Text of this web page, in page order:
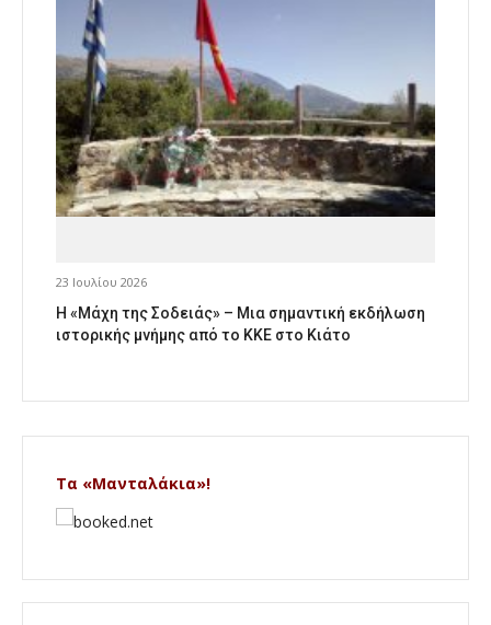
23 Ιουλίου 2026
Η «Μάχη της Σοδειάς» – Μια σημαντική εκδήλωση
ιστορικής μνήμης από το ΚΚΕ στο Κιάτο
Τα «Μανταλάκια»!